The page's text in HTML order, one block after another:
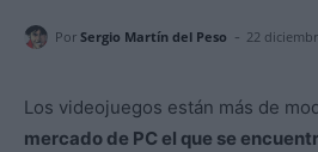
Por Sergio Martín del Peso - 22
Los videojuegos están más de
mercado de PC el que se